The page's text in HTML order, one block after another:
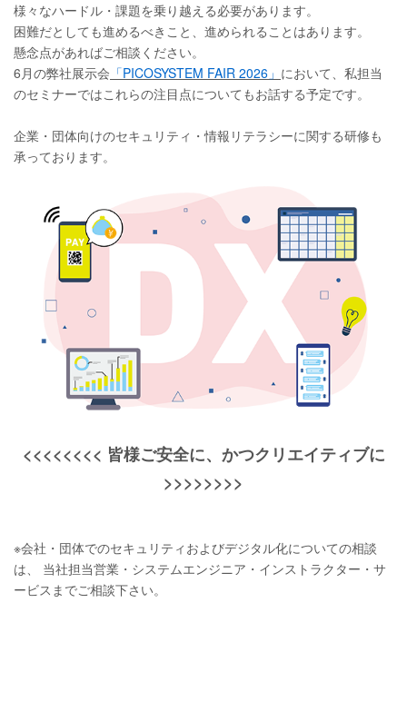
様々なハードル・課題を乗り越える必要があります。
困難だとしても進めるべきこと、進められることはあります。
懸念点があればご相談ください。
6月の弊社展示会 「PICOSYSTEM FAIR 2026」 において、私担当
のセミナーではこれらの注目点についてもお話する予定です。
企業・団体向けのセキュリティ・情報リテラシーに関する研修も
承っております。
<<<<<<<< 皆様ご安全に、かつクリエイティブに
>>>>>>>>
※会社・団体でのセキュリティおよびデジタル化についての相談
は、 当社担当営業・システムエンジニア・インストラクター・サ
ービスまでご相談下さい。